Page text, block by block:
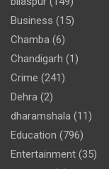
Business (15)
Chamba (6)
Chandigarh (1)
Crime (241)
Dehra (2)
dharamshala (11)
Education (796)
Entertainment (35)